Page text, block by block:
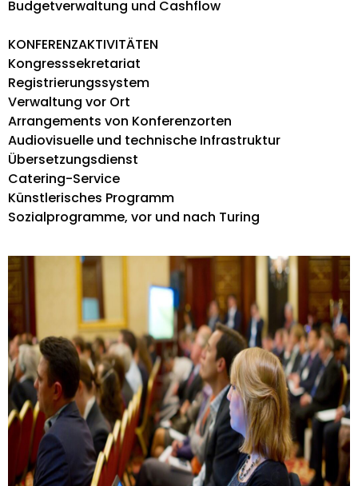
Budgetverwaltung und Cashflow
KONFERENZAKTIVITÄTEN
Kongresssekretariat
Registrierungssystem
Verwaltung vor Ort
Arrangements von Konferenzorten
Audiovisuelle und technische Infrastruktur
Übersetzungsdienst
Catering-Service
Künstlerisches Programm
Sozialprogramme, vor und nach Turing